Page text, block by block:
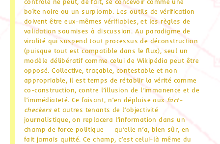
boîte noire ou un surplomb. Les outils de vérification
doivent être eux-mêmes vérifiables, et les règles de
validation soumises à discussion. Au paradigme de
viralité qui suspend tout processus de déconstruction
(puisque tout est compatible dans le flux), seul un
modèle délibératif comme celui de Wikipédia peut être
opposé. Collective, traçable, contestable et non
appropriable, il est temps de rétablir la vérité comme
co-construction, contre l’illusion de l’immanence et de
l’immédiateté. Ce faisant, n’en déplaise aux fact-
checkers et autres tenants de l’objectivité
journalistique, on replacera l’information dans un
champ de force politique — qu’elle n’a, bien sûr, en
fait jamais quitté. Ce champ, c’est celui-là même du